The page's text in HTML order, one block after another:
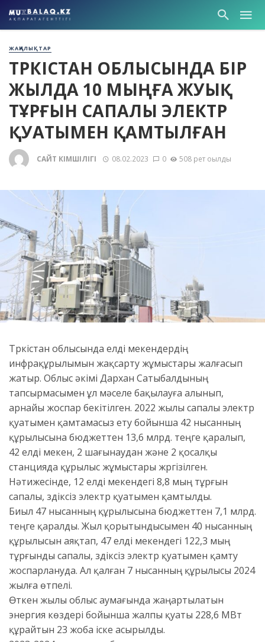
ЖАҢАЛЫҚТАР
ТҮРКІСТАН ОБЛЫСЫНДА БІР
ЖЫЛДА 10 МЫҢҒА ЖУЫҚ
ТҰРҒЫН САПАЛЫ ЭЛЕКТР
ҚУАТЫМЕН ҚАМТЫЛҒАН
САЙТ ӘКІМШІЛІГІ 08.02.2023 0 508 рет оқылды
Түркістан облысында елді мекендердің
инфрақұрылымын жақсарту жұмыстары жалғасып
жатыр. Облыс әкімі Дархан Сатыбалдының
тапсырмасымен ұл мәселе бақылауға алынып,
арнайы жоспар бекітілген. 2022 жылы сапалы электр
қуатымен қамтамасыз ету бойынша 42 нысанның
құрылысына бюджеттен 13,6 млрд. теңге қаралып,
42 елді мекен, 2 шағынаудан және 2 қосалқы
станцияда құрылыс жұмыстары жүргізілген.
Нәтижесінде, 12 елді мекендегі 8,8 мың тұрғын
сапалы, үздіксіз электр қуатымен қамтылды.
Биыл 47 нысанның құрылысына бюджеттен 7,1 млрд.
теңге қаралды. Жыл қорытындысымен 40 нысанның
құрылысын аяқтап, 47 елді мекендегі 122,3 мың
тұрғынды сапалы, үздіксіз электр қуатымен қамту
жоспарлануда. Ал қалған 7 нысанның құрылысы 2024
жылға өтпелі.
Өткен жылы облыс аумағында жаңартылатын
энергия көздері бойынша жалпы қуаты 228,6 МВт
құрайтын 23 жоба іске асырылды.